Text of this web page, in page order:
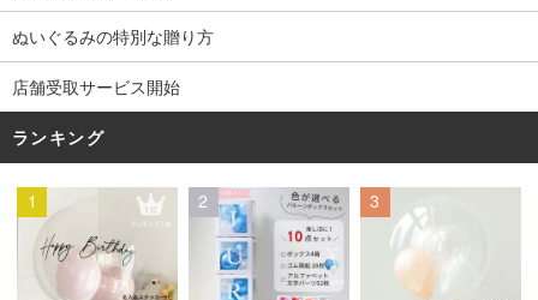
ぬいぐるみの特別な贈り方
店舗受取サービス開始
ランキング
1 2 3